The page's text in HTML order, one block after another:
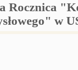
Rocznica
w